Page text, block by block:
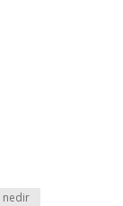
nedir